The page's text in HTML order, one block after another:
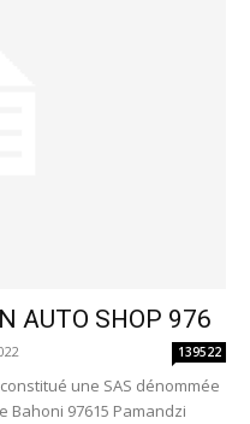
AUTO SHOP 976
139522
une SAS dénommée
Bahoni 97615 Pamandzi